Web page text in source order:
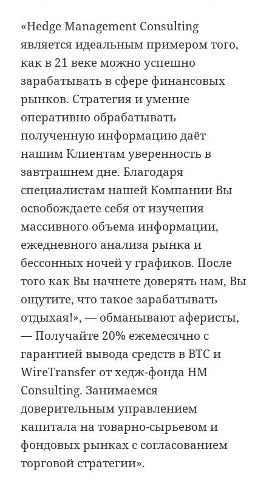
«Hedge Management Consulting
является идеальным примером того,
как в 21 веке можно успешно
зарабатывать в сфере финансовых
рынков. Стратегия и умение
оперативно обрабатывать
полученную информацию даёт
нашим Клиентам уверенность в
завтрашнем дне. Благодаря
специалистам нашей Компании Вы
освобождаете себя от изучения
массивного объема информации,
ежедневного анализа рынка и
бессонных ночей у графиков. После
того как Вы начнете доверять нам, Вы
ощутите, что такое зарабатывать
отдыхая!», — обманывают аферисты,
— Получайте 20% ежемесячно с
гарантией вывода средств в BTC и
WireTransfer от хедж-фонда HM
Consulting. Занимаемся
доверительным управлением
капитала на товарно-сырьевом и
фондовых рынках с согласованием
торговой стратегии».